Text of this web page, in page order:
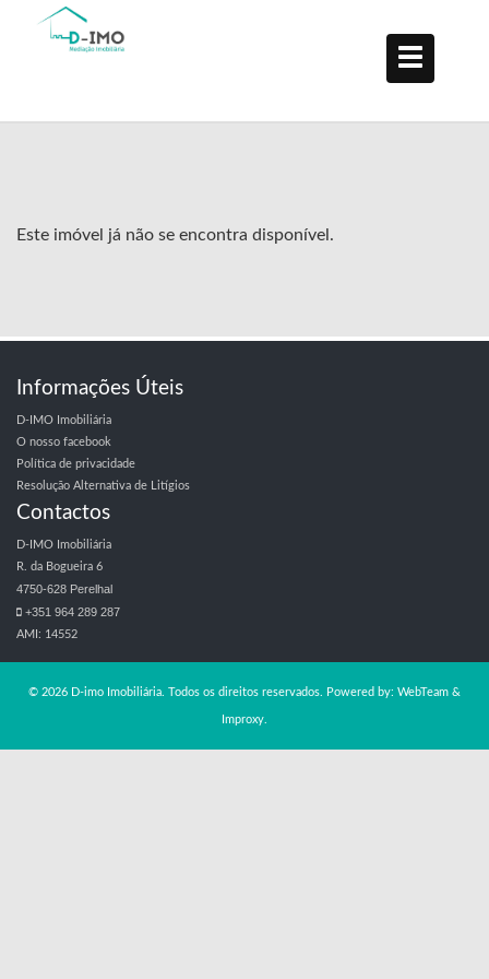
Este imóvel já não se encontra disponível.
Informações Úteis
D-IMO Imobiliária
O nosso facebook
Política de privacidade
Resolução Alternativa de Litígios
Contactos
D-IMO Imobiliária
R. da Bogueira 6
4750-628 Perelhal
+351 964 289 287
AMI: 14552
© 2026 D-imo Imobiliária. Todos os direitos reservados. Powered by: WebTeam &
Improxy